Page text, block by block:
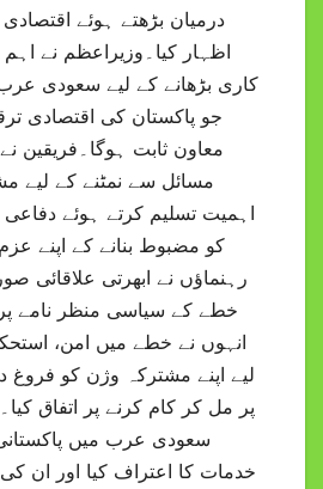
درمیان بڑھتے ہوئے اقتصادی
اظہار کیا۔وزیراعظم نے
کاری بڑھانے کے لیے سعودی
جو پاکستان کی اقتصادی
معاون ثابت ہوگا۔فریقین
مسائل سے نمٹنے کے لیے
اہمیت تسلیم کرتے ہوئے دفاعی
کو مضبوط بنانے کے اپنے
رہنماؤں نے ابھرتی علاقائی
خطے کے سیاسی منظر نامے
انہوں نے خطے میں امن،
لیے اپنے مشترکہ وژن کو
پر مل کر کام کرنے پر اتفاق
سعودی عرب میں
خدمات کا اعتراف کیا اور ان کی